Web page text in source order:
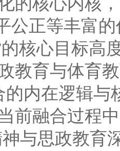
公正等丰富
的核心目标高
教育与体育
的内在逻辑与
前融合过程
与思政教育